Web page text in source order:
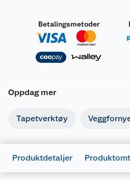
Betalingsmetoder
Oppdag mer
Tapetverktøy
Produktdetaljer